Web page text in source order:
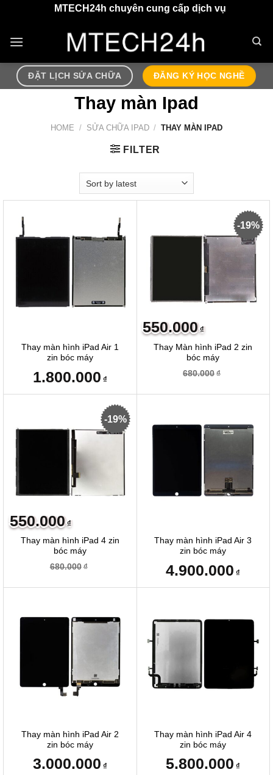
nội
MTECH24h chuyên cung cấp dịch vụ sửa chữa điện
ĐẶT LỊCH SỬA CHỮA ĐĂNG KÝ HỌC NGHỀ
Thay màn Ipad
HOME / SỬA CHỮA IPAD / THAY MÀN IPAD
FILTER
Thay màn hình iPad Air 1
zin bóc máy
1.800.000 ₫
-19%
Thay Màn hình iPad 2 zin
bóc máy
680.000 ₫
550.000 ₫
-19%
Thay màn hình iPad 4 zin
bóc máy
680.000 ₫
550.000 ₫
Thay màn hình iPad Air 3
zin bóc máy
4.900.000 ₫
Thay màn hình iPad Air 2
zin bóc máy
3.000.000 ₫
Thay màn hình iPad Air 4
zin bóc máy
5.800.000 ₫